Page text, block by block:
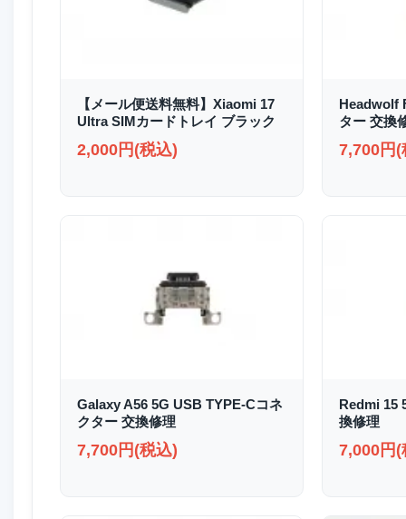
【メール便送料無料】Xiaomi 17
Ultra SIMカードトレイ ブラック
2,000円(税込)
Headwolf
ター 交換
7,700円(
Galaxy A56 5G USB TYPE-Cコネ
クター 交換修理
7,700円(税込)
Redmi 15
換修理
7,000円(